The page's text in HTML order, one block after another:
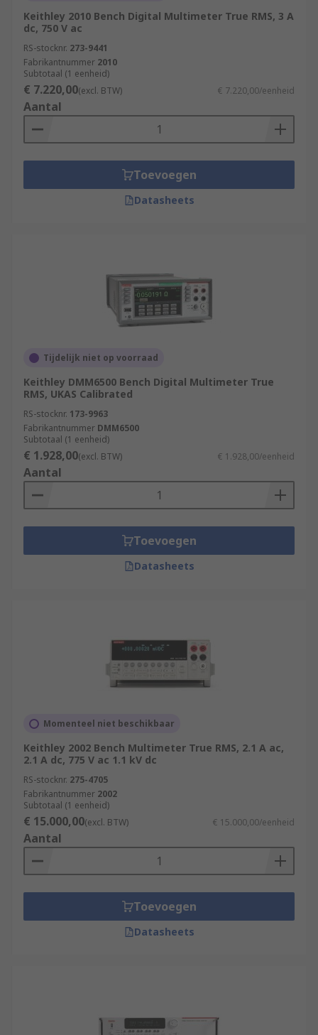
Keithley 2010 Bench Digital Multimeter True RMS, 3 A
dc, 750 V ac
RS-stocknr. 273-9441
Fabrikantnummer 2010
Subtotaal (1 eenheid)
€ 7.220,00(excl. BTW) € 7.220,00/eenheid
Aantal
Toevoegen
Datasheets
Tijdelijk niet op voorraad
Keithley DMM6500 Bench Digital Multimeter True
RMS, UKAS Calibrated
RS-stocknr. 173-9963
Fabrikantnummer DMM6500
Subtotaal (1 eenheid)
€ 1.928,00(excl. BTW) € 1.928,00/eenheid
Aantal
Toevoegen
Datasheets
Momenteel niet beschikbaar
Keithley 2002 Bench Multimeter True RMS, 2.1 A ac,
2.1 A dc, 775 V ac 1.1 kV dc
RS-stocknr. 275-4705
Fabrikantnummer 2002
Subtotaal (1 eenheid)
€ 15.000,00(excl. BTW) € 15.000,00/eenheid
Aantal
Toevoegen
Datasheets